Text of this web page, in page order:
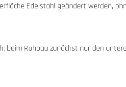
Edelstahl geändert werden,
Rohbau zunächst nur den